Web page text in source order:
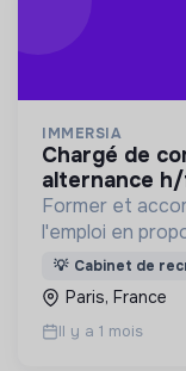
IMMERSIA
chargé de communication & marketing en
alternance
Former et
l'emploi en
de CDI dans
💡 Cabinet de
Paris, France
Il y a 1 mois